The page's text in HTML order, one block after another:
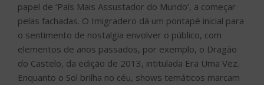
papel de ‘País Mais Assustador do Mundo’, a começar
pelas fachadas. O Imigradero dá um pontapé inicial para
o sentimento de nostalgia envolver o público, com
elementos de anos passados, por exemplo, o Dragão
do Castelo, da edição de 2013, intitulada Era Uma Vez.
Enquanto o Sol brilha no céu, shows temáticos marcam